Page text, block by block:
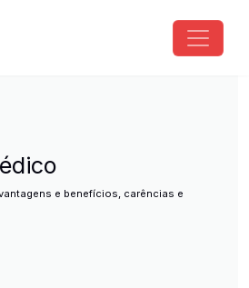
Comercial
e benefícios, carências e